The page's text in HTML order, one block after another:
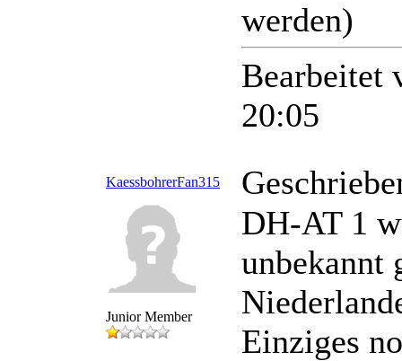
werden)
Bearbeitet
20:05
KaessbohrerFan315
Junior Member
DH-AT 1
unbekannt
Einziges